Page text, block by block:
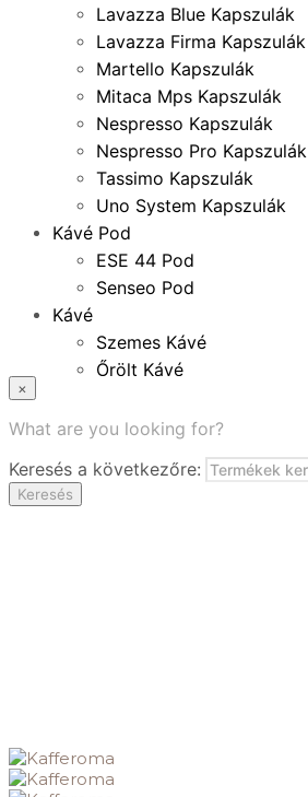
Lavazza Blue Kapszulák
Lavazza Firma Kapszulák
Martello Kapszulák
Mitaca Mps Kapszulák
Nespresso Kapszulák
Nespresso Pro Kapszulák
Tassimo Kapszulák
Uno System Kapszulák
Kávé Pod
ESE 44 Pod
Senseo Pod
Kávé
Szemes Kávé
Őrölt Kávé
Instant Kávé
Zacskó Tea
Tartozékok
×
What are you looking for?
Keresés a következőre:
Keresés